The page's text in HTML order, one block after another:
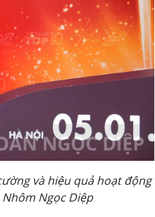
và hiệu quả hoạt động
Ngọc Diệp